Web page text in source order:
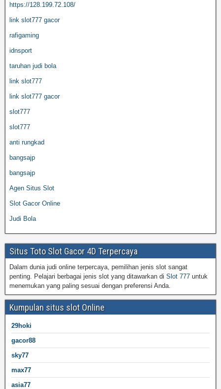
https://128.199.72.108/
link slot777 gacor
rafigaming
idnsport
taruhan judi bola
link slot777
link slot777 gacor
slot777
slot777
anti rungkad
bangsajp
bangsajp
Agen Situs Slot
Slot Gacor Online
Judi Bola
Situs Toto Slot Gacor 4D Terpercaya
Dalam dunia judi online terpercaya, pemilihan jenis slot sangat
penting. Pelajari berbagai jenis slot yang ditawarkan di Slot 777 untuk
menemukan yang paling sesuai dengan preferensi Anda.
Kumpulan situs slot Online
29hoki
gacor88
sky77
max77
asia77